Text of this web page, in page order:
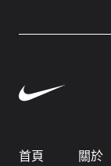
首頁
關於